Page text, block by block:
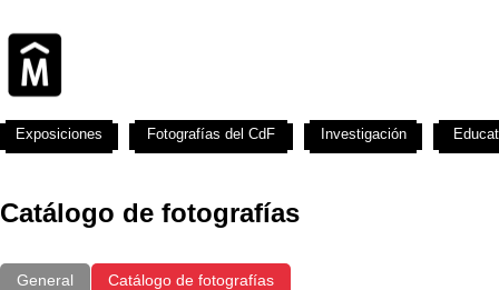
Catálogo de fotografías
General Catálogo de fotografías
Exposiciones Fotografías del CdF Investigación